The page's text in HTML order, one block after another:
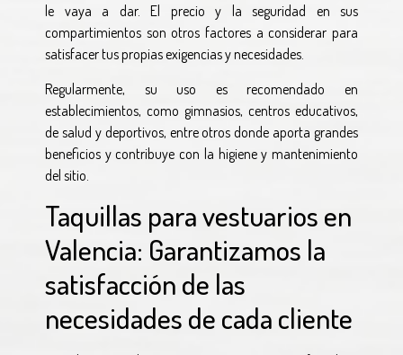
le vaya a dar. El precio y la seguridad en sus
compartimientos son otros factores a considerar para
satisfacer tus propias exigencias y necesidades.
Regularmente, su uso es recomendado en
establecimientos, como gimnasios, centros educativos,
de salud y deportivos, entre otros donde aporta grandes
beneficios y contribuye con la higiene y mantenimiento
del sitio.
Taquillas para vestuarios en
Valencia: Garantizamos la
satisfacción de las
necesidades de cada cliente